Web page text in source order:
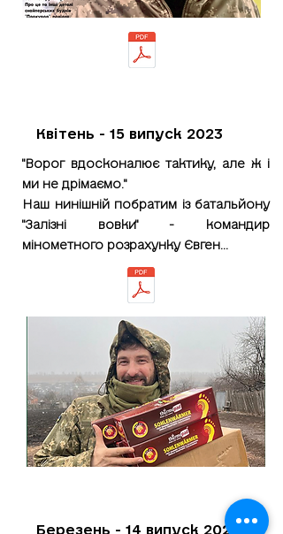
Квітень - 15 випуск 2023
"Ворог вдосконалює тактику, але ж і
ми не дрімаємо."
Наш нинішній побратим із батальйону
"Залізні вовки" - командир
мінометного розрахунку Євген...
Березень - 14 випуск 2023